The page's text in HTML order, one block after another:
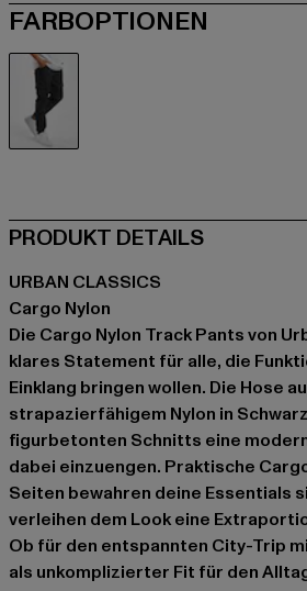
FARBOPTIONEN
PRODUKT DETAILS
URBAN CLASSICS
Cargo Nylon
Die Cargo Nylon Track Pants von
klares Statement für alle, die
Einklang bringen wollen. Die Hose
strapazierfähigem Nylon in
figurbetonten Schnitts eine
dabei einzuengen. Praktische
Seiten bewahren deine Essentials
verleihen dem Look eine
Ob für den entspannten City-Trip
als unkomplizierter Fit für den